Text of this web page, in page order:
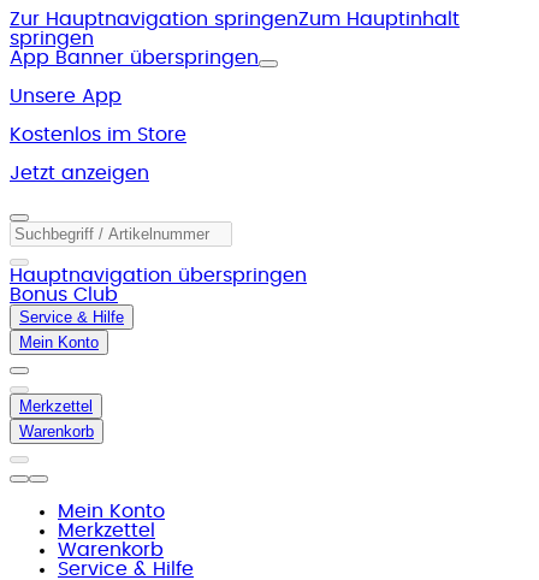
Zur Hauptnavigation springenZum Hauptinhalt
springen
App Banner überspringen
Unsere App
Kostenlos im Store
Jetzt anzeigen
Hauptnavigation überspringen
Bonus Club
Service & Hilfe
Mein Konto
Merkzettel
Warenkorb
Mein Konto
Merkzettel
Warenkorb
Service & Hilfe